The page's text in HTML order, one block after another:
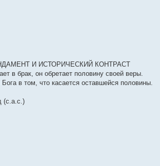
И ИСТОРИЧЕСКИЙ КОНТРАСТ
в брак, он обретает половину своей веры.
в том, что касается оставшейся половины.
(с.а.с.)